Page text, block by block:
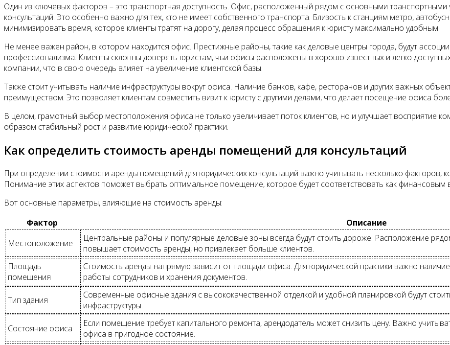
Один из ключевых факторов – это транспортная доступность. Офис, расположенный рядом с основными
консультаций. Это особенно важно для тех, кто не имеет собственного транспорта. Близость к станциям метро,
минимизировать время, которое клиенты тратят на дорогу, делая процесс обращения к юристу максимально удобным.
Не менее важен район, в котором находится офис. Престижные районы, такие как деловые центры города, будут
профессионализма. Клиенты склонны доверять юристам, чьи офисы расположены в хорошо известных и легко
компании, что в свою очередь влияет на увеличение клиентской базы.
Также стоит учитывать наличие инфраструктуры вокруг офиса. Наличие банков, кафе, ресторанов и других важных
преимуществом. Это позволяет клиентам совместить визит к юристу с другими делами, что делает посещение офиса
В целом, грамотный выбор местоположения офиса не только увеличивает поток клиентов, но и улучшает восприятие
образом стабильный рост и развитие юридической практики.
Как определить стоимость аренды помещений для консультаций
При определении стоимости аренды помещений для юридических консультаций важно учитывать несколько факторов,
Понимание этих аспектов поможет выбрать оптимальное помещение, которое будет соответствовать как финансовым
Вот основные параметры, влияющие на стоимость аренды:
Фактор
Описание
Местоположение
Центральные районы и популярные деловые зоны всегда будут стоить дороже. Расположение
повышает стоимость аренды, но привлекает больше клиентов.
Площадь
помещения
Стоимость аренды напрямую зависит от площади офиса. Для юридической практики важно
работы сотрудников и хранения документов.
Тип здания
Современные офисные здания с высококачественной отделкой и удобной планировкой будут
инфраструктуры.
Состояние офиса
Если помещение требует капитального ремонта, арендодатель может снизить цену. Важно
офиса в пригодное состояние.